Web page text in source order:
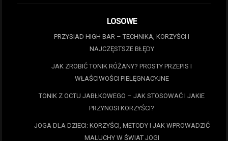
LOSOWE
PRZYSIAD HIGH BAR – TECHNIKA, KORZYŚCI I
NAJCZĘSTSZE BŁĘDY
JAK ZROBIĆ TONIK RÓŻANY? PROSTY PRZEPIS I
WŁAŚCIWOŚCI PIELĘGNACYJNE
TONIK Z OCTU JABŁKOWEGO – JAK STOSOWAĆ I JAKIE
PRZYNOSI KORZYŚCI?
JOGA DLA DZIECI: KORZYŚCI, METODY I JAK WPROWADZIĆ
MALUCHY W ŚWIAT JOGI